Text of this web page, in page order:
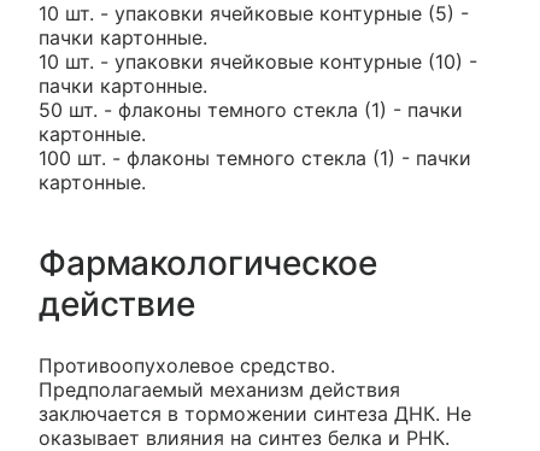
10 шт. - упаковки ячейковые контурные (5) -
пачки картонные.
10 шт. - упаковки ячейковые контурные (10) -
пачки картонные.
50 шт. - флаконы темного стекла (1) - пачки
картонные.
100 шт. - флаконы темного стекла (1) - пачки
картонные.
Фармакологическое
действие
Противоопухолевое средство.
Предполагаемый механизм действия
заключается в торможении синтеза ДНК. Не
оказывает влияния на синтез белка и РНК.